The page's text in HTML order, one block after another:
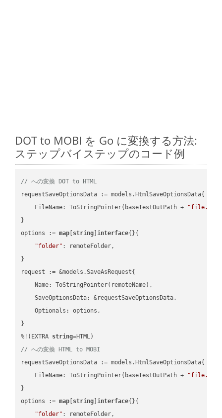
DOT to MOBI を Go に変換する方法:
ステップバイステップのコード例
// への変換 DOT to HTML
requestSaveOptionsData := models.HtmlSaveOptionsData{
    FileName: ToStringPointer(baseTestOutPath +
"file.DOT"
}
options := map string ]interface{}{
"folder" : remoteFolder,
}
request := &models.SaveAsRequest{
    Name: ToStringPointer(remoteName),
    SaveOptionsData: &requestSaveOptionsData,
    Optionals: options,
}
%!(EXTRA string
// への変換 HTML to MOBI
requestSaveOptionsData := models.HtmlSaveOptionsData{
    FileName: ToStringPointer(baseTestOutPath +
}
options := map string ]interface{}{
"folder" : remoteFolder,